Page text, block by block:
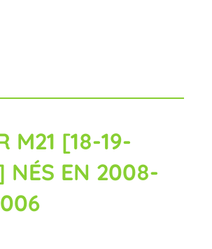
M21 [18-19-
NÉS EN 2008-